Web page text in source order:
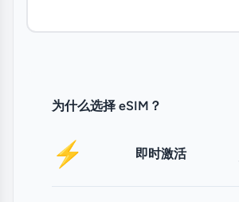
为什么选择 eSIM？
⚡ 即时激活